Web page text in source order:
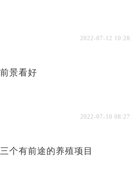
2022-07-12
景看好
2022-07-10
个有前途的养殖项目